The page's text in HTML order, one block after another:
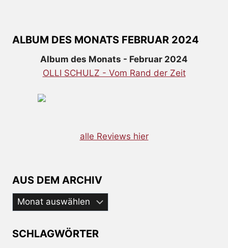
ALBUM DES MONATS FEBRUAR 2024
Album des Monats - Februar 2024
OLLI SCHULZ - Vom Rand der Zeit
alle Reviews hier
AUS DEM ARCHIV
Aus
dem
SCHLAGWÖRTER